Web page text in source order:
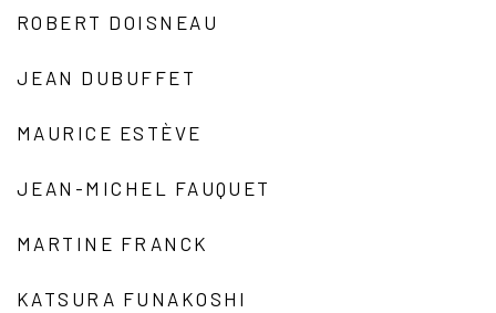
ROBERT DOISNEAU
JEAN DUBUFFET
MAURICE ESTÈVE
JEAN-MICHEL FAUQUET
MARTINE FRANCK
KATSURA FUNAKOSHI